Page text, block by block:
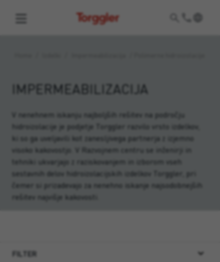
Torggler
IMPERMEABILIZACIJA
V nenehnem iskanju najboljših rešitev na področju
hidroizolacije je podjetje Torggler razvilo vrsto izdelkov,
ki so ga uveljavili kot zanesljivega partnerja z izjemno
visoko kakovostjo. V Razvojnem centru se inženirji in
tehniki ukvarjajo z raziskovanjem in izborom vseh
sestavnih delov hidroizolacijskih izdelkov Torggler, pri
čemer si prizadevajo za nenehno iskanje najsodobnejših
rešitev najvišje kakovosti.
FILTER